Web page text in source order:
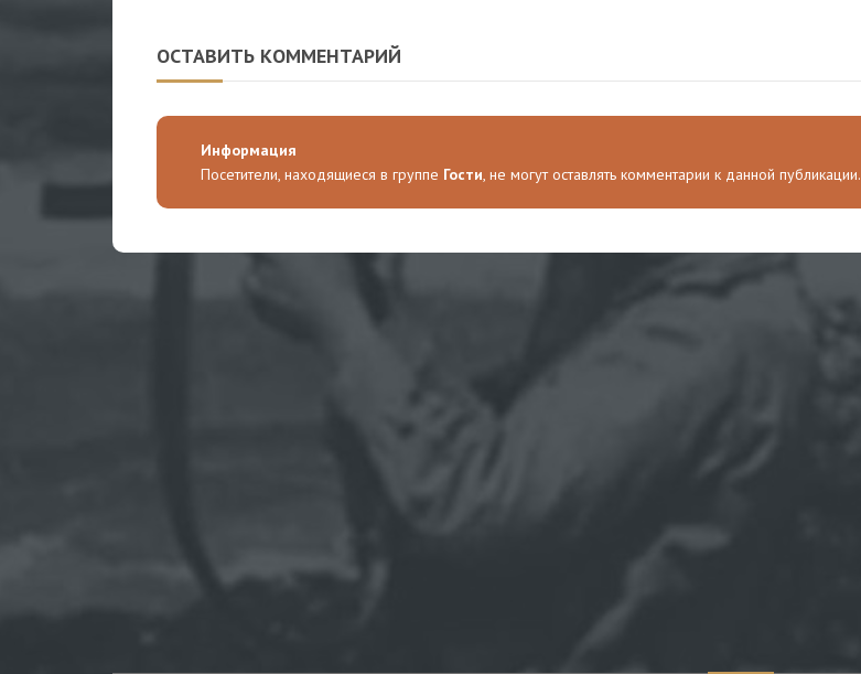
ОСТАВИТЬ КОММЕНТАРИЙ
Информация
Посетители, находящиеся в группе Гости, не могут оставлять комментарии к данной публикации.